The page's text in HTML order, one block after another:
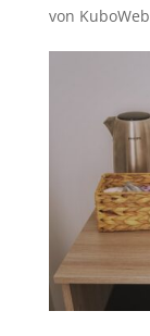
von KuboWeb